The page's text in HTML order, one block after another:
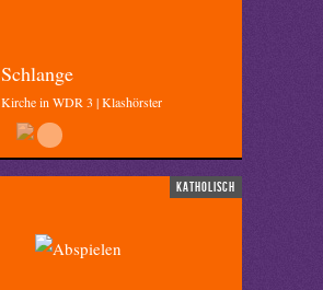
Schlange
Kirche in WDR 3 | Klashörster
katholisch